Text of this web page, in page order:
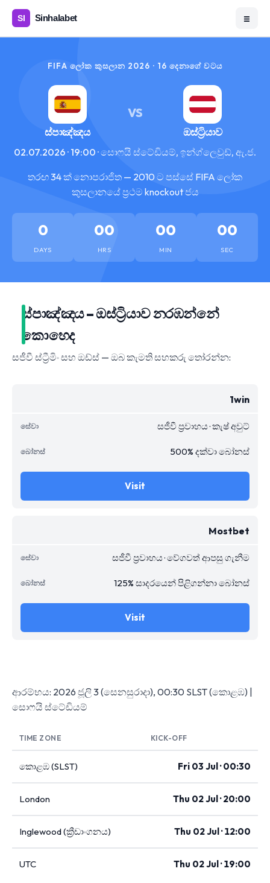
☰
FIFA ලෝක කුසලාන 2026 · 16 දෙනාගේ වටය
ස්පාඤ්ඤය
VS
ඔස්ට්‍රියාව
02.07.2026 · 19:00 · සොෆයි ස්ටේඩියම්, ඉන්ග්ලෙවුඩ්, ඇ.ජ.
තරඟ 34 ක් නොපරාජිත — 2010 ට පස්සේ FIFA ලෝක
කුසලානයේ ප්‍රථම knockout ජය
0
DAYS
00
HRS
00
MIN
00
SEC
ස්පාඤ්ඤය – ඔස්ට්‍රියාව නරඹන්නේ
කොහෙද
සජීවී ස්ට්‍රීමිං සහ ඔඩ්ස් — ඔබ කැමති සහකරු තෝරන්න:
1win
සජීවී ප්‍රවාහය · කැෂ් අවුට්
500% දක්වා බෝනස්
Visit
Mostbet
සජීවී ප්‍රවාහය · වේගවත් ආපසු ගැනීම
125% සාදරයෙන් පිළිගන්නා බෝනස්
Visit
ආරම්භය: 2026 ජූලි 3 (සෙනසුරාදා), 00:30 SLST (කොළඹ) |
සොෆයි ස්ටේඩියම්
TIME ZONE KICK-OFF
කොළඹ (SLST) Fri 03 Jul · 00:30
London Thu 02 Jul · 20:00
Inglewood (ක්‍රීඩාංගනය) Thu 02 Jul · 12:00
UTC Thu 02 Jul · 19:00